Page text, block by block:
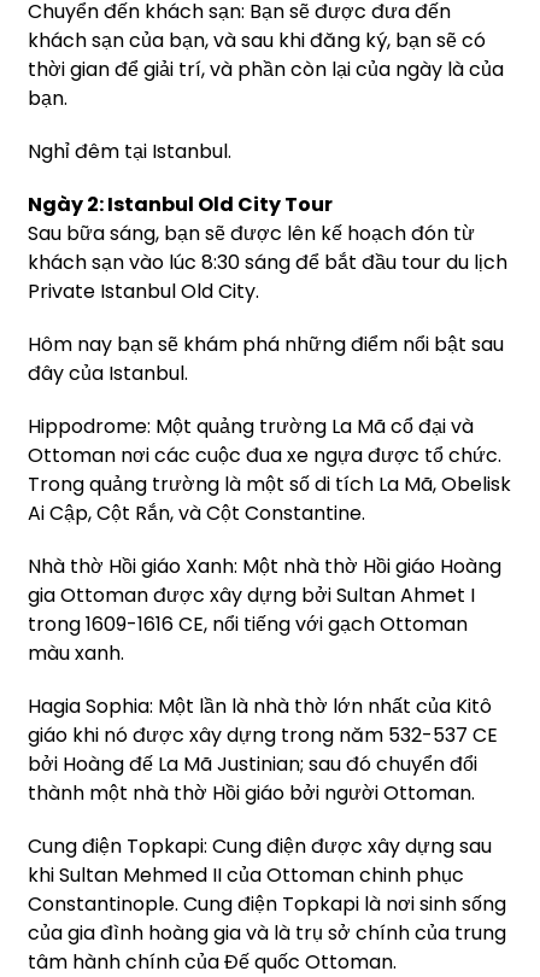
Chuyển đến khách sạn: Bạn sẽ được đưa đến
khách sạn của bạn, và sau khi đăng ký, bạn sẽ có
thời gian để giải trí, và phần còn lại của ngày là của
bạn.
Nghỉ đêm tại Istanbul.
Ngày 2: Istanbul Old City Tour
Sau bữa sáng, bạn sẽ được lên kế hoạch đón từ
khách sạn vào lúc 8:30 sáng để bắt đầu tour du lịch
Private Istanbul Old City.
Hôm nay bạn sẽ khám phá những điểm nổi bật sau
đây của Istanbul.
Hippodrome: Một quảng trường La Mã cổ đại và
Ottoman nơi các cuộc đua xe ngựa được tổ chức.
Trong quảng trường là một số di tích La Mã, Obelisk
Ai Cập, Cột Rắn, và Cột Constantine.
Nhà thờ Hồi giáo Xanh: Một nhà thờ Hồi giáo Hoàng
gia Ottoman được xây dựng bởi Sultan Ahmet I
trong 1609-1616 CE, nổi tiếng với gạch Ottoman
màu xanh.
Hagia Sophia: Một lần là nhà thờ lớn nhất của Kitô
giáo khi nó được xây dựng trong năm 532-537 CE
bởi Hoàng đế La Mã Justinian; sau đó chuyển đổi
thành một nhà thờ Hồi giáo bởi người Ottoman.
Cung điện Topkapi: Cung điện được xây dựng sau
khi Sultan Mehmed II của Ottoman chinh phục
Constantinople. Cung điện Topkapi là nơi sinh sống
của gia đình hoàng gia và là trụ sở chính của trung
tâm hành chính của Đế quốc Ottoman.